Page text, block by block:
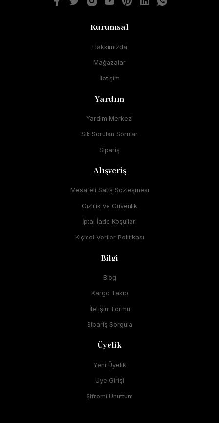
Kurumsal
Hakkımızda
Mağazalar
İletişim
Yardım
Yardım Merkezi
Sık Sorulan Sorular
Sipariş
Alışveriş
Mesafeli Satış Sözleşmesi
Gizlilik ve Güvenlik
İptal İade Koşullari
Kişisel Veriler Politikası
Bilgi
Blog
Kargo Takip
İletişim Formu
Sipariş Sorgula
Üyelik
Yeni Üyelik
Üye Girişi
Şifremi Unuttum